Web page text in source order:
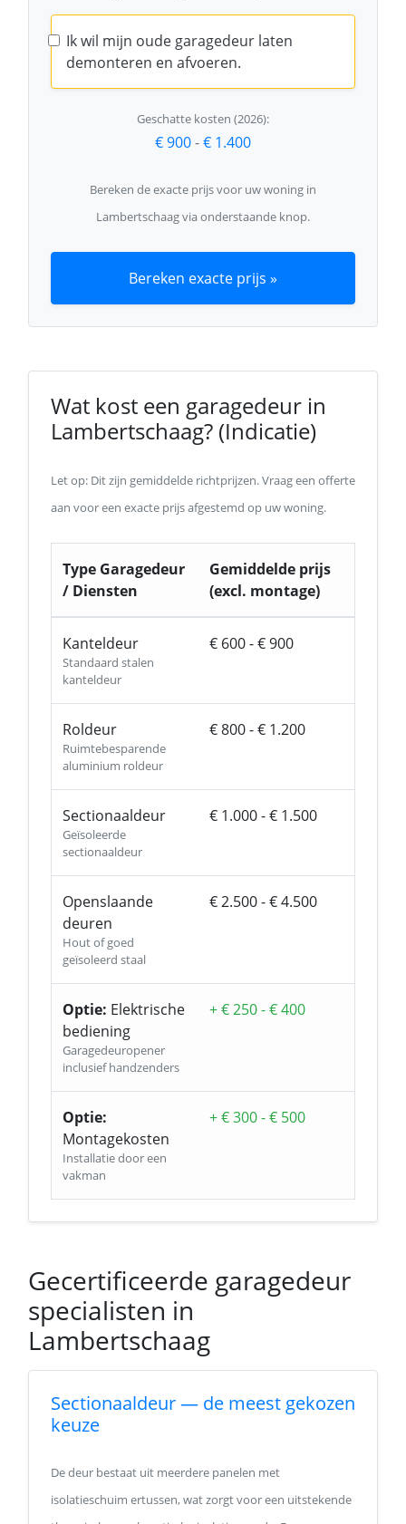
Ik wil mijn oude garagedeur laten
demonteren en afvoeren.
Geschatte kosten (2026):
€ 900-€ 1.400
Bereken de exacte prijs voor uw woning in
Lambertschaag via onderstaande knop.
Bereken exacte prijs »
Wat kost een garagedeur in
Lambertschaag? (Indicatie)
Let op: Dit zijn gemiddelde richtprijzen. Vraag een offerte
aan voor een exacte prijs afgestemd op uw woning.
Type Garagedeur
/ Diensten
Gemiddelde prijs
(excl. montage)
Kanteldeur
Standaard stalen
kanteldeur
€ 600 - € 900
Roldeur
Ruimtebesparende
aluminium roldeur
€ 800 - € 1.200
Sectionaaldeur
Geïsoleerde
sectionaaldeur
€ 1.000 - € 1.500
Openslaande
deuren
Hout of goed
geïsoleerd staal
€ 2.500 - € 4.500
Optie: Elektrische
bediening
Garagedeuropener
inclusief handzenders
+ € 250 - € 400
Optie:
Montagekosten
Installatie door een
vakman
+ € 300 - € 500
Gecertificeerde garagedeur
specialisten in
Lambertschaag
Sectionaaldeur — de meest gekozen
keuze
De deur bestaat uit meerdere panelen met
isolatieschuim ertussen, wat zorgt voor een uitstekende